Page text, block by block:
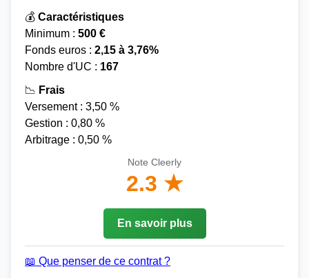
💰 Caractéristiques
Minimum : 500 €
Fonds euros : 2,15 à 3,76%
Nombre d'UC : 167
📉 Frais
Versement : 3,50 %
Gestion : 0,80 %
Arbitrage : 0,50 %
Note Cleerly
2.3 ★
En savoir plus
📖 Que penser de ce contrat ?